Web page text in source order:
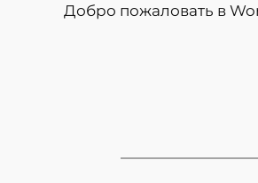
Добро пожаловать в